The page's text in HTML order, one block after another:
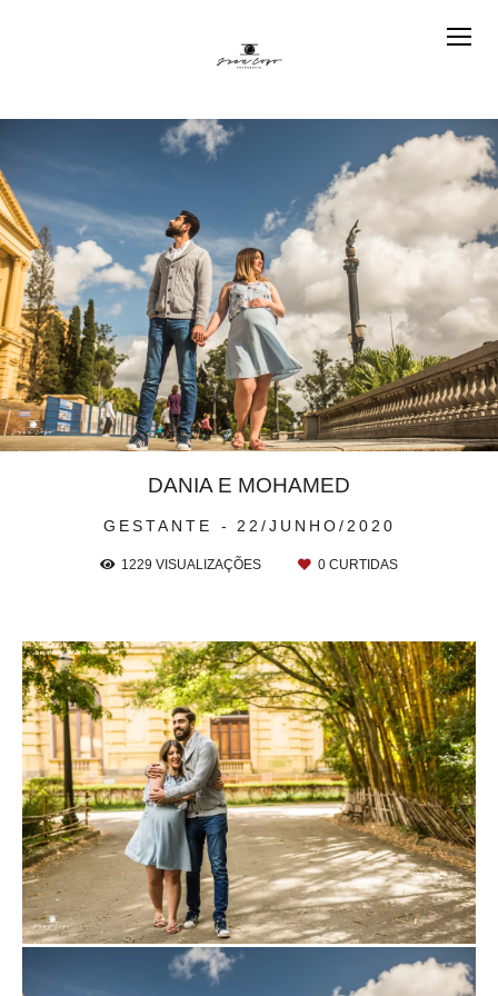
GESTANTE 22/JUNHO/2020
DANIA E MOHAMED
1229 VISUALIZAÇÕES 0 CURTIDAS